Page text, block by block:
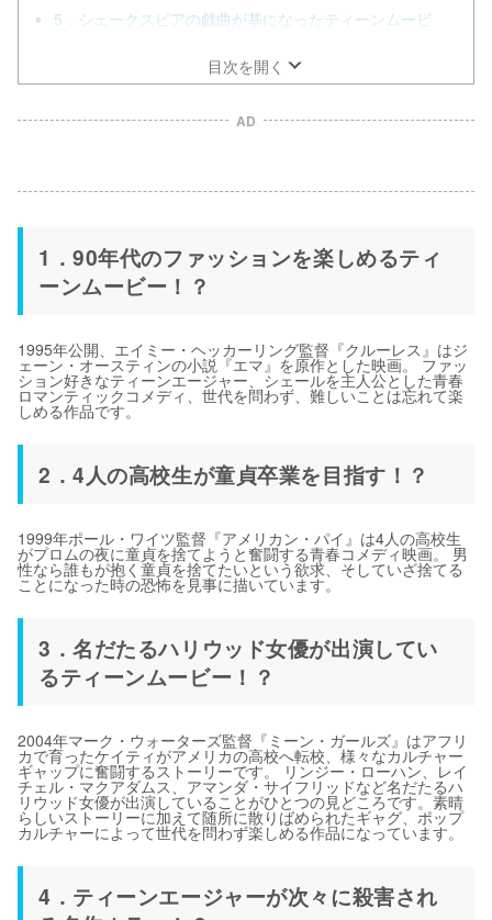
5．シェークスピアの戯曲が基になったティーンムービ
目次を開く
AD
1．90年代のファッションを楽しめるティ
ーンムービー！？
1995年公開、エイミー・ヘッカーリング監督『クルーレス』はジ
ェーン・オースティンの小説『エマ』を原作とした映画。 ファッ
ション好きなティーンエージャー、シェールを主人公とした青春
ロマンティックコメディ、世代を問わず、難しいことは忘れて楽
しめる作品です。
2．4人の高校生が童貞卒業を目指す！？
1999年ポール・ワイツ監督『アメリカン・パイ』は4人の高校生
がプロムの夜に童貞を捨てようと奮闘する青春コメディ映画。 男
性なら誰もが抱く童貞を捨てたいという欲求、そしていざ捨てる
ことになった時の恐怖を見事に描いています。
3．名だたるハリウッド女優が出演してい
るティーンムービー！？
2004年マーク・ウォーターズ監督『ミーン・ガールズ』はアフリ
カで育ったケイティがアメリカの高校へ転校、様々なカルチャー
ギャップに奮闘するストーリーです。 リンジー・ローハン、レイ
チェル・マクアダムス、アマンダ・サイフリッドなど名だたるハ
リウッド女優が出演していることがひとつの見どころです。素晴
らしいストーリーに加えて随所に散りばめられたギャグ、ポップ
カルチャーによって世代を問わず楽しめる作品になっています。
4．ティーンエージャーが次々に殺害され